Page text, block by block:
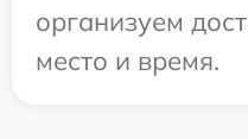
организуем
место и время.